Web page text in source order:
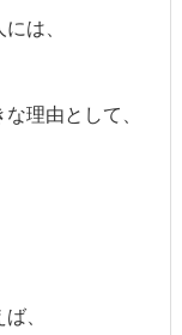
は、
理由として、
、